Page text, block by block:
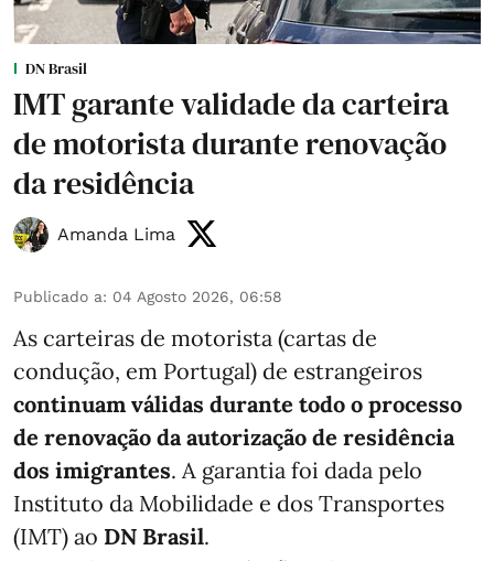
DN Brasil
IMT garante validade da carteira
de motorista durante renovação
da residência
Amanda Lima
Publicado a: 04 Agosto 2026, 06:58
As carteiras de motorista (cartas de
condução, em Portugal) de estrangeiros
continuam válidas durante todo o processo
de renovação da autorização de residência
dos imigrantes. A garantia foi dada pelo
Instituto da Mobilidade e dos Transportes
(IMT) ao DN Brasil.